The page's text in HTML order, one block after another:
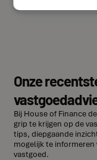
Onze
Bij House of Finance
grip te krijgen op de
tips, diepgaande
mogelijk te
vastgoed.